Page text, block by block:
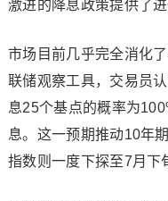
激进的降息政策提供了进
市场目前几乎完全消化
联储观察工具，交易员
息25个基点的概率为
息。这一预期推动10年
指数则一度下探至7月下